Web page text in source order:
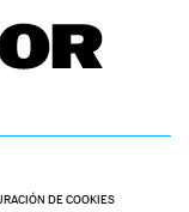
DE COOKIES